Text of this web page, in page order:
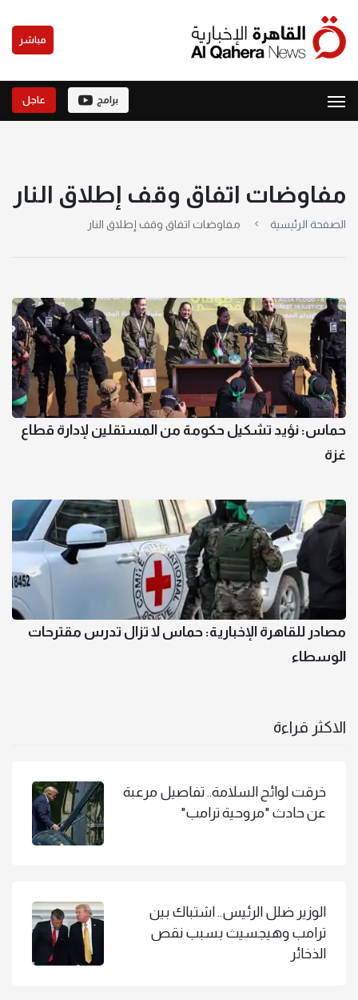
مباشر
برامج عاجل
مفاوضات اتفاق وقف إطلاق النار
الصفحة الرئيسية مفاوضات اتفاق وقف إطلاق النار
حماس: نؤيد تشكيل حكومة من المستقلين لإدارة قطاع
غزة
مصادر للقاهرة الإخبارية: حماس لا تزال تدرس مقترحات
الوسطاء
الاكثر قراءة
خرقت لوائح السلامة.. تفاصيل مرعبة
عن حادث "مروحية ترامب"
الوزير ضلل الرئيس.. اشتباك بين
ترامب وهيجسيث بسبب نقص
الذخائر